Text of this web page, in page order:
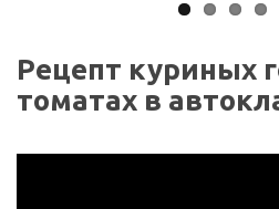
Рецепт куриных
томатах в